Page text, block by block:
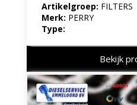
Artikelgroep: FILTERS
Merk: PERRY
Type:
Bekijk